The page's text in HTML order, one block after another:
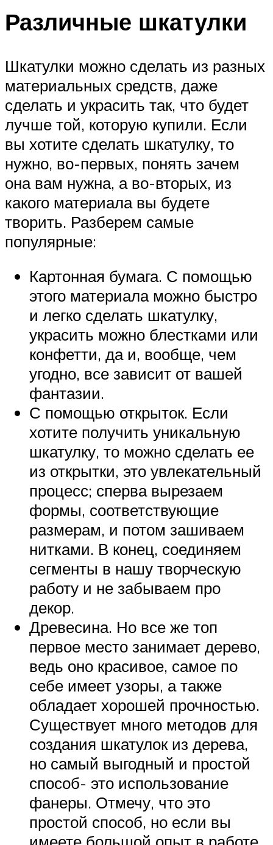
Различные шкатулки
Шкатулки можно сделать из разных
материальных средств, даже
сделать и украсить так, что будет
лучше той, которую купили. Если
вы хотите сделать шкатулку, то
нужно, во-первых, понять зачем
она вам нужна, а во-вторых, из
какого материала вы будете
творить. Разберем самые
популярные:
Картонная бумага. С помощью
этого материала можно быстро
и легко сделать шкатулку,
украсить можно блестками или
конфетти, да и, вообще, чем
угодно, все зависит от вашей
фантазии.
С помощью открыток. Если
хотите получить уникальную
шкатулку, то можно сделать ее
из открытки, это увлекательный
процесс; сперва вырезаем
формы, соответствующие
размерам, и потом зашиваем
нитками. В конец, соединяем
сегменты в нашу творческую
работу и не забываем про
декор.
Древесина. Но все же топ
первое место занимает дерево,
ведь оно красивое, самое по
себе имеет узоры, а также
обладает хорошей прочностью.
Существует много методов для
создания шкатулок из дерева,
но самый выгодный и простой
способ- это использование
фанеры. Отмечу, что это
простой способ, но если вы